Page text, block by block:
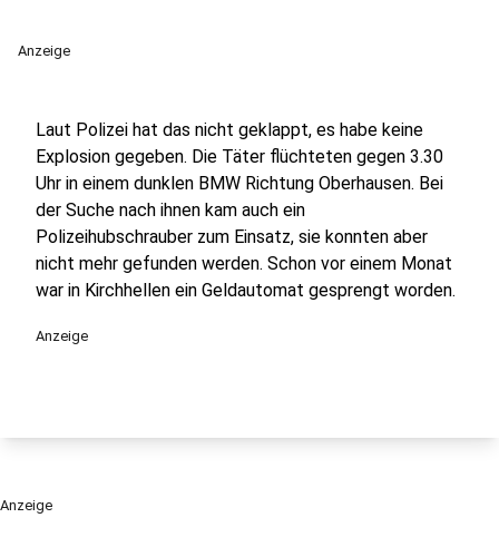
Anzeige
Laut Polizei hat das nicht geklappt, es habe keine
Explosion gegeben. Die Täter flüchteten gegen 3.30
Uhr in einem dunklen BMW Richtung Oberhausen. Bei
der Suche nach ihnen kam auch ein
Polizeihubschrauber zum Einsatz, sie konnten aber
nicht mehr gefunden werden. Schon vor einem Monat
war in Kirchhellen ein Geldautomat gesprengt worden.
Anzeige
Anzeige